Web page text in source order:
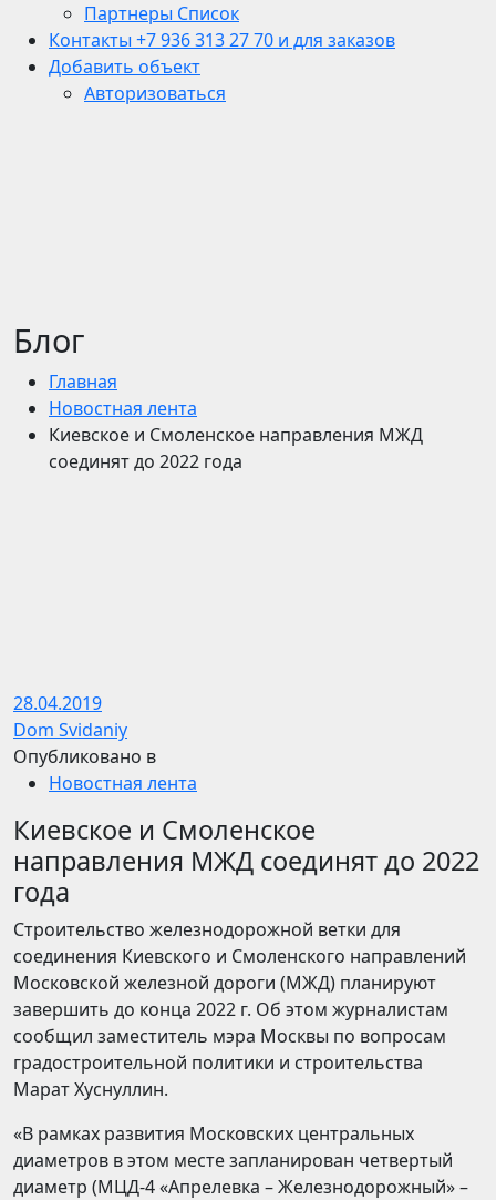
Партнеры Список
Контакты +7 936 313 27 70 и для заказов
Добавить объект
Авторизоваться
Блог
Главная
Новостная лента
Киевское и Смоленское направления МЖД
соединят до 2022 года
28.04.2019
Dom Svidaniy
Опубликовано в
Новостная лента
Киевское и Смоленское
направления МЖД соединят до 2022
года
Строительство железнодорожной ветки для
соединения Киевского и Смоленского направлений
Московской железной дороги (МЖД) планируют
завершить до конца 2022 г. Об этом журналистам
сообщил заместитель мэра Москвы по вопросам
градостроительной политики и строительства
Марат Хуснуллин.
«В рамках развития Московских центральных
диаметров в этом месте запланирован четвертый
диаметр (МЦД-4 «Апрелевка – Железнодорожный» –